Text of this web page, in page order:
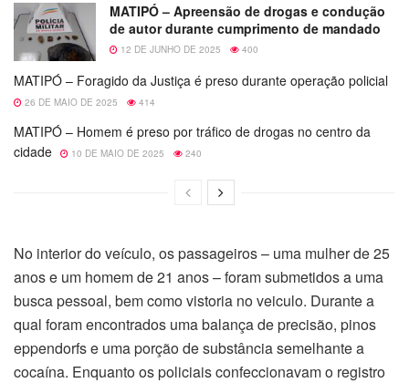
MATIPÓ – Apreensão de drogas e condução
de autor durante cumprimento de mandado
12 DE JUNHO DE 2025 400
MATIPÓ – Foragido da Justiça é preso durante operação policial
26 DE MAIO DE 2025 414
MATIPÓ – Homem é preso por tráfico de drogas no centro da
cidade
10 DE MAIO DE 2025 240
No interior do veículo, os passageiros – uma mulher de 25
anos e um homem de 21 anos – foram submetidos a uma
busca pessoal, bem como vistoria no veiculo. Durante a
qual foram encontrados uma balança de precisão, pinos
eppendorfs e uma porção de substância semelhante a
cocaína. Enquanto os policiais confeccionavam o registro